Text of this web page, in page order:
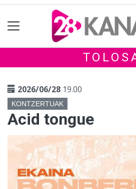
2026/06/28 19.00
KONTZERTUAK
Acid tongue